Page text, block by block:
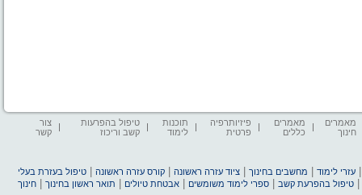
מאמרים
חינוך
מאמרים
כללים
פיזיותרפיה
פרטית
תוכנות
לימוד
טיפול בהפרעות
קשב וריכוז
צור
קשר
עזרי לימוד מחשבים בחינוך |ציוד עזרה ראשונה |קורס עזרה ראשונה |טיפול בעזרת בעלי
|טיפול בהפרעת קשב |ספרי לימוד משומשים |אבטחת טיולים תואר ראשון בחינוך |חינוך